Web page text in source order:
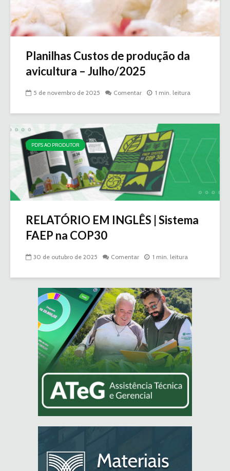
Planilhas Custos de produção da
avicultura – Julho/2025
5 de novembro de 2025 Comentar 1 min. leitura
PDFS AO PRODUTOR
RELATÓRIO EM INGLÊS | Sistema
FAEP na COP30
30 de outubro de 2025 Comentar 1 min. leitura